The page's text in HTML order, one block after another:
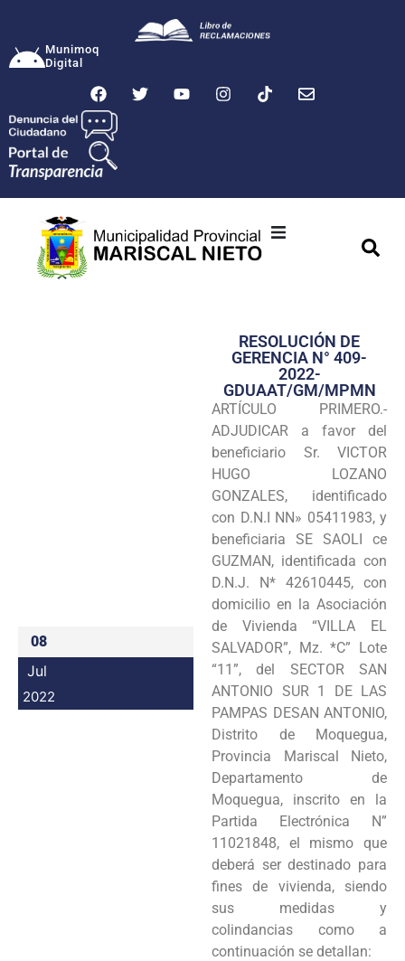
Munimoq
Digital
Transparencia
Seguridad
Programas
08
Jul
2022
RESOLUCIÓN DE
GERENCIA N° 409-
2022-
GDUAAT/GM/MPMN
ARTÍCULO PRIMERO.-
ADJUDICAR a favor del
beneficiario Sr. VICTOR
HUGO LOZANO
GONZALES, identificado
con D.N.I NN» 05411983, y
beneficiaria SE SAOLI ce
GUZMAN, identificada con
D.N.J. N* 42610445, con
domicilio en la Asociación
de Vivienda “VILLA EL
SALVADOR”, Mz. *C” Lote
“11”, del SECTOR SAN
ANTONIO SUR 1 DE LAS
PAMPAS DESAN ANTONIO,
Distrito de Moquegua,
Provincia Mariscal Nieto,
Departamento de
Moquegua, inscrito en la
Partida Electrónica N”
11021848, el mismo que
deberá ser destinado para
fines de vivienda, siendo
sus medidas y
colindancias como a
continuación se detallan: